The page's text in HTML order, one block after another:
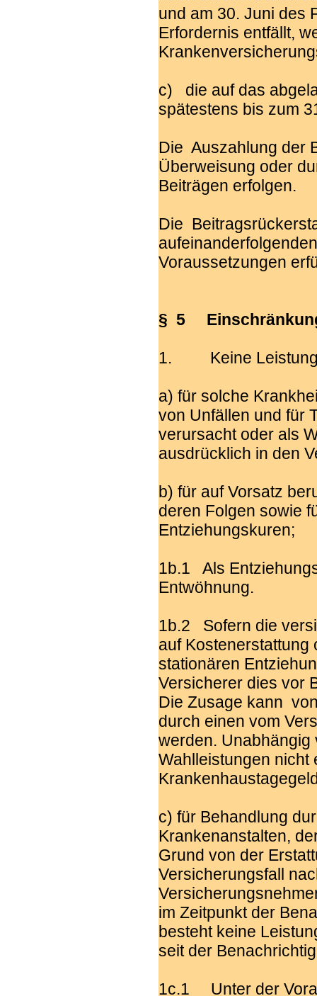
und am 30. Juni des
Erfordernis entfällt,
c) die auf das
spätestens bis zum
Die Auszahlung der
Überweisung oder
Beiträgen erfolgen.
Die
Voraussetzungen
§ 5
1. Keine
a) für solche
von Unfällen und für
verursacht oder als
ausdrücklich in den
b) für auf Vorsatz
deren Folgen sowie
Entziehungskuren;
1b.1 Als
Entwöhnung.
1b.2 Sofern die
auf Kostenerstattung
stationären
Versicherer dies vor
Die Zusage kann
durch einen vom
werden. Unabhängig
Wahlleistungen nicht
c) für Behandlung
Krankenanstalten,
Grund von der
Versicherungsfall
im Zeitpunkt der
besteht keine
seit der
1c.1 Unter der